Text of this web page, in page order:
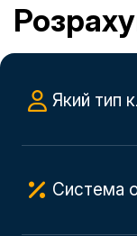
Який тип
Система